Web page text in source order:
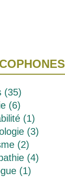
(35)
(6)
(1)
(3)
(2)
(4)
(1)